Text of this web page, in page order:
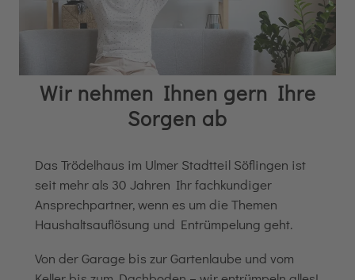
Wir nehmen Ihnen gern Ihre
Sorgen ab
Das Trödelhaus im Ulmer Stadtteil Söflingen ist
seit mehr als 30 Jahren Ihr fachkundiger
Ansprechpartner, wenn es um die Themen
Haushaltsauflösung und Entrümpelung geht.
Von der Garage bis zur Gartenlaube und vom